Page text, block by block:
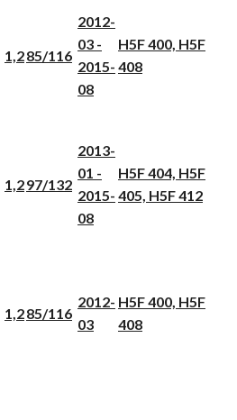
1,285/116
2012-
03 -
2015-
08
H5F 400, H5F
408
1,297/132
2013-
01 -
2015-
08
H5F 404, H5F
405, H5F 412
1,285/116
2012-
03
H5F 400, H5F
408